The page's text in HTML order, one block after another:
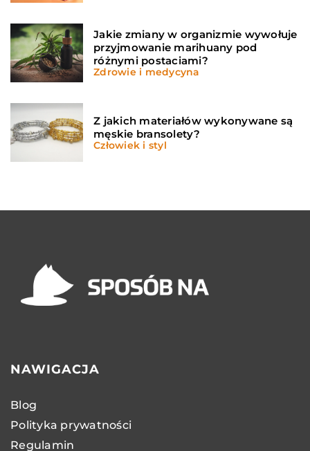
Jakie zmiany w organizmie wywołuje
przyjmowanie marihuany pod
różnymi postaciami?
Zdrowie i medycyna
Z jakich materiałów wykonywane są
męskie bransolety?
Człowiek i styl
NAWIGACJA
Blog
Polityka prywatności
Regulamin